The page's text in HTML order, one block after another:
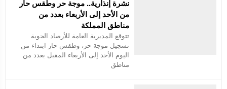
نشرة إنذارية.. موجة حر وطقس حار
من الأحد إلى الأربعاء بعدد من
مناطق المملكة
تتوقع المديرية العامة للأرصاد الجوية
تسجيل موجة حر، وطقس حار ابتداء من
اليوم الأحد إلى الأربعاء المقبل بعدد من
مناطق